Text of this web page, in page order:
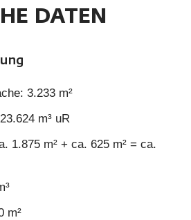
DATEN
3.233 m²
m³ uR
1.875 m² + ca. 625 m² = ca.
m²